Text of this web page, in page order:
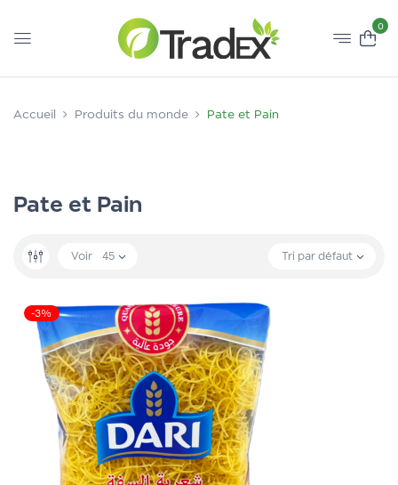
0
Accueil Produits du monde Pate et Pain
Pate et Pain
Tri par défaut
Voir 45
-3%